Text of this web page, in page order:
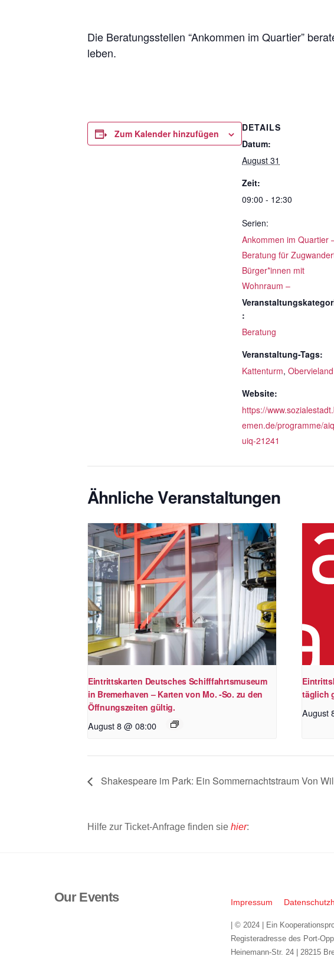
Die Beratungsstellen “Ankommen im Quartier”
leben.
Zum Kalender hinzufügen
DETAILS
Datum:
August 31
Zeit:
09:00 - 12:30
Serien:
Ankommen im Quartier
Beratung für
Bürger*innen mit
Wohnraum –
:
Beratung
Veranstaltung-Tags:
Kattenturm, Obervieland
Website:
https://
emen.de/programme/
uiq-21241
Ähnliche Veranstaltungen
Eintrittskarten Deutsches Schifffahrtsmuseum
in Bremerhaven – Karten von Mo. -So. zu den
Öffnungszeiten gültig.
August 8 @ 08:00
täglich
August
Shakespeare im Park: Ein Sommernachtstraum Von
Hilfe zur Ticket-Anfrage finden sie hier:
Our Events Impressum
| © 2024 | Ein
Registeradresse des Port-
Heinemann-Str. 24 | 28215